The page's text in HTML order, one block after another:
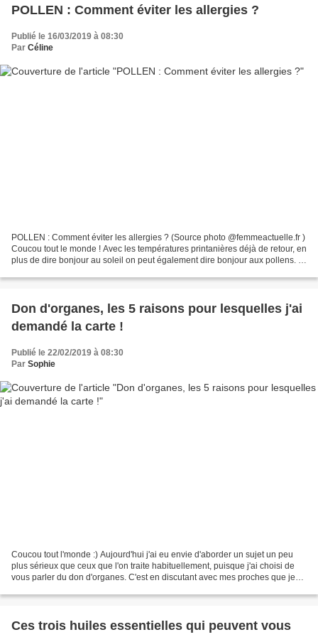
POLLEN : Comment éviter les allergies ?
Publié le 16/03/2019 à 08:30
Par Céline
POLLEN : Comment éviter les allergies ? (Source photo @femmeactuelle.fr )
Coucou tout le monde ! Avec les températures printanières déjà de retour, en
plus de dire bonjour au soleil on peut également dire bonjour aux pollens. Il
Don d'organes, les 5 raisons pour lesquelles j'ai
demandé la carte !
Publié le 22/02/2019 à 08:30
Par Sophie
Coucou tout l'monde :) Aujourd'hui j'ai eu envie d'aborder un sujet un peu
plus sérieux que ceux que l'on traite habituellement, puisque j'ai choisi de
vous parler du don d'organes. C'est en discutant avec mes proches que je
Ces trois huiles essentielles qui peuvent vous